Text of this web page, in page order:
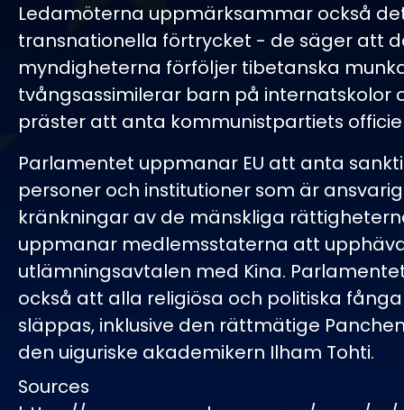
Ledamöterna uppmärksammar också
transnationella förtrycket - de säger att
myndigheterna förföljer tibetanska
tvångsassimilerar barn på internatskolor
präster att anta kommunistpartiets
Parlamentet uppmanar EU att anta
personer och institutioner som är
kränkningar av de mänskliga
uppmanar medlemsstaterna att
utlämningsavtalen med Kina.
också att alla religiösa och politiska
släppas, inklusive den rättmätige
den uiguriske akademikern Ilham Tohti.
Sources